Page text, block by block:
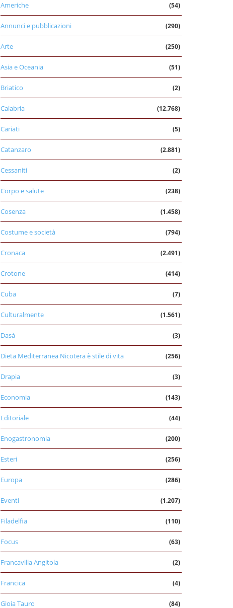
Americhe (54)
Annunci e pubblicazioni (290)
Arte (250)
Asia e Oceania (51)
Briatico (2)
Calabria (12.768)
Cariati (5)
Catanzaro (2.881)
Cessaniti (2)
Corpo e salute (238)
Cosenza (1.458)
Costume e società (794)
Cronaca (2.491)
Crotone (414)
Cuba (7)
Culturalmente (1.561)
Dasà (3)
Dieta Mediterranea Nicotera è stile di vita (256)
Drapia (3)
Economia (143)
Editoriale (44)
Enogastronomia (200)
Esteri (256)
Europa (286)
Eventi (1.207)
Filadelfia (110)
Focus (63)
Francavilla Angitola (2)
Francica (4)
Gioia Tauro (84)